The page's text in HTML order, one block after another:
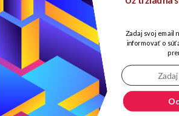
Zadaj svoj email
informovať o